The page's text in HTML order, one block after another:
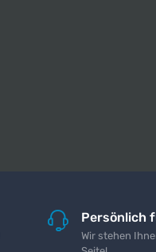
Persönlich
Wir stehen